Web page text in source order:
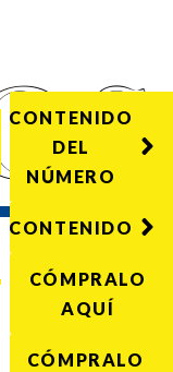
CONTENIDO
DEL
NÚMERO
CONTENIDO
CÓMPRALO
AQUÍ
CÓMPRALO